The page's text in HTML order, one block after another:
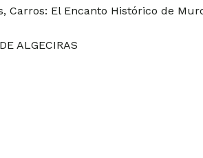
Carros: El Encanto Histórico de
ALGECIRAS